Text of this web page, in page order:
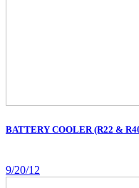
BATTERY COOLER (R22 &
9/20/12